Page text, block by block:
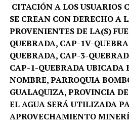
CITACIÓN A LOS USUARIOS
SE CREAN CON DERECHO A
PROVENIENTES DE LA(S)
QUEBRADA, CAP-1V-
QUEBRADA, CAP-3-
CAP-1-QUEBRADA UBICADA
NOMBRE, PARROQUIA
GUALAQUIZA, PROVINCIA
EL AGUA SERÁ UTILIZADA
APROVECHAMIENTO